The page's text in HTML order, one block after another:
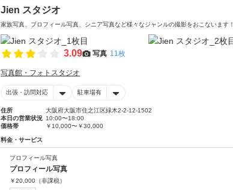
Jien スタジオ
家族写真、プロフィール写真、シニア写真など様々なジャンルの撮影をおこないます！
3.09 写真 11枚
写真館・フォトスタジオ
出張・訪問対応 駐車場有
住所
大阪府大阪市住之江区緑木2-2-12-1502
本日の営業状況 10:00〜18:00
価格帯
￥10,000〜￥30,000
料金・サービス
プロフィール写真
プロフィール写真
￥20,000 （非課税）